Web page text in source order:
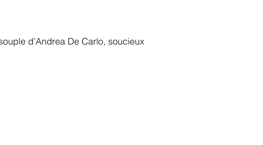
d’Andrea De Carlo, soucieux